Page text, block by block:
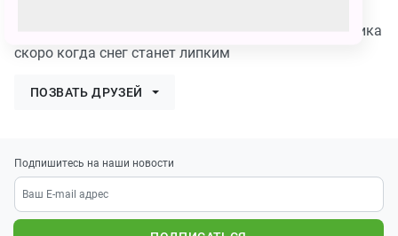
очень много снега и они собираются купить снеговика
скоро когда снег станет липким
ПОЗВАТЬ ДРУЗЕЙ
Подпишитесь на наши новости